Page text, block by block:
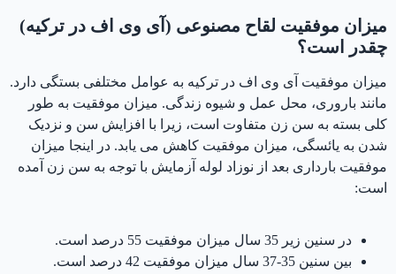
میزان موفقیت لقاح مصنوعی (آی وی اف در ترکیه)
چقدر است؟
میزان موفقیت آی وی اف در ترکیه به عوامل مختلفی بستگی دارد.
مانند باروری، محل عمل و شیوه زندگی. میزان موفقیت به طور
کلی بسته به سن زن متفاوت است، زیرا با افزایش سن و نزدیک
شدن به یائسگی، میزان موفقیت کاهش می یابد. در اینجا میزان
موفقیت بارداری بعد از نوزاد لوله آزمایش با توجه به سن زن آمده
است:
در سنین زیر 35 سال میزان موفقیت 55 درصد است.
بین سنین 35-37 سال میزان موفقیت 42 درصد است.